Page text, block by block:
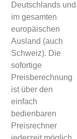
Deutschlands und
im gesamten
europäischen
Ausland (auch
Schweiz). Die
sofortige
Preisberechnung
ist über den
einfach
bedienbaren
Preisrechner